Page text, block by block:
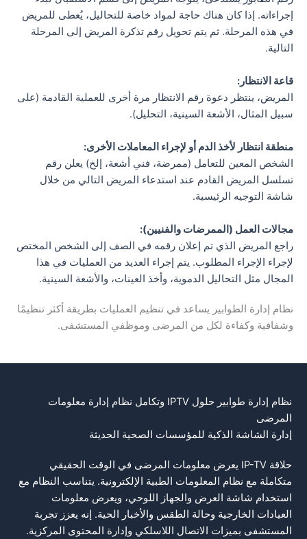
إجراءاته. إذا كان هناك حاجة لمواد خاصة للتحاليل، يُعطى للمريض
في هذه المرحلة. ثم يتم تحويل رقم تذكرة المريض إلى المرحلة
التالية.
قاعة الانتظار:
المريض، ينتظر دعوة رقم الانتظار مرة أخرى للعملية القادمة (على
سبيل المثال، الأشعة السينية، التحليل).
منطقة انتظار لأخذ الدم أو لإجراء المعاملات الأخرى:
الشخص المعين للتعامل (ممرضة، فني أشعة، إلخ) يعلن رقم
تسلسل المريض القادم عند استدعاء المريض التالي من خلال
شاشة التوجيه الرئيسية.
مجالات العمل (الممرضات والفنيين):
راجع المريض الذي تم إعلان رقمه في الصف إلى الشخص المختص
لإجراء الإجراء المطلوب. يتم إجراء العديد من العمليات في هذا
المجال مثل التحاليل الدموية، وأخذ العينات، والأشعة السينية.
نظام إدارة الطوابير يساعد في تنظيم العمليات بطريقة أكثر تنظيمًا
وشفافية وكفاءة لكل من المرضى وموظفي المستشفى.
نظام إدارة طوابير حلول IPTV وتكامل نظام إدارة معلومات
المرضى
إدارة الشاشة الذكية للمؤسسات الصحية الحديثة
حلاقة IP-TV يعرض معلومات المرضى في الوقت الحقيقي
متكاملة مع نظام المعلومات الطبية الإلكترونية. يتناسب النظام مع
استخدام شاشة العرض والجهاز اللوحي، ويعرض معلومات
العيادات الخارجية وحالة الطقس والأخبار الحية. إنه يعزز تجربة
المستشفى بميزات الاتصال اللاسلكي وإدارة المحتوى المركزية.